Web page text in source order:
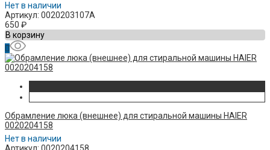
Нет в наличии
Артикул: 0020203107A
650 ₽
В корзину
Обрамление люка (внешнее) для стиральной машины HAIER
0020204158
Нет в наличии